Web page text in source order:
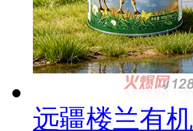
远疆楼兰有